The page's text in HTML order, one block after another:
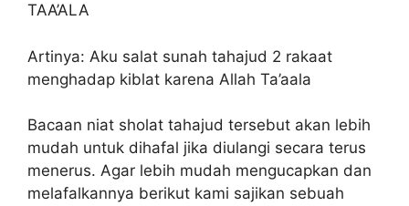
TAA’ALA
Artinya: Aku salat sunah tahajud 2 rakaat
menghadap kiblat karena Allah Ta’aala
Bacaan niat sholat tahajud tersebut akan lebih
mudah untuk dihafal jika diulangi secara terus
menerus. Agar lebih mudah mengucapkan dan
melafalkannya berikut kami sajikan sebuah